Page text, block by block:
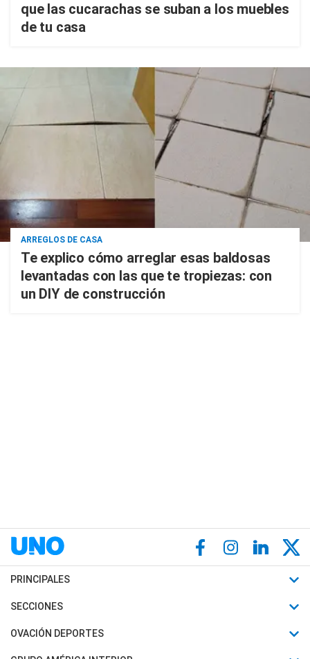
que las cucarachas se suban a los muebles
de tu casa
ARREGLOS DE CASA
Te explico cómo arreglar esas baldosas
levantadas con las que te tropiezas: con
un DIY de construcción
PRINCIPALES
Últimas Noticias
Política
SECCIONES
Horóscopo
Motores
OVACIÓN DEPORTES